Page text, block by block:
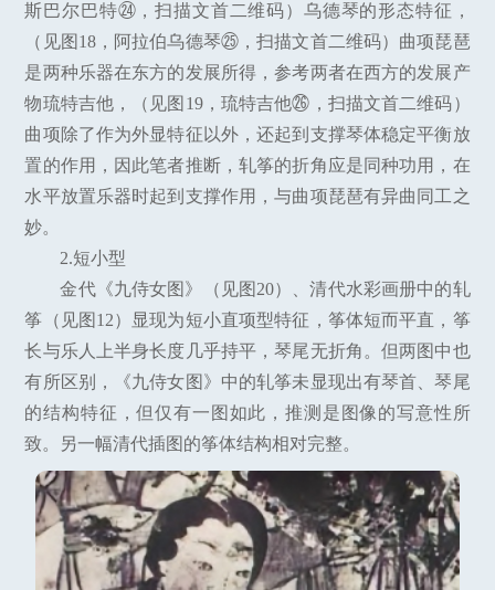
斯巴尔巴特㉔，扫描文首二维码）乌德琴的形态特征，
（见图18，阿拉伯乌德琴㉕，扫描文首二维码）曲项琵琶
是两种乐器在东方的发展所得，参考两者在西方的发展产
物琉特吉他，（见图19，琉特吉他㉖，扫描文首二维码）
曲项除了作为外显特征以外，还起到支撑琴体稳定平衡放
置的作用，因此笔者推断，轧筝的折角应是同种功用，在
水平放置乐器时起到支撑作用，与曲项琵琶有异曲同工之
妙。
2.短小型
金代《九侍女图》（见图20）、清代水彩画册中的轧
筝（见图12）显现为短小直项型特征，筝体短而平直，筝
长与乐人上半身长度几乎持平，琴尾无折角。但两图中也
有所区别，《九侍女图》中的轧筝未显现出有琴首、琴尾
的结构特征，但仅有一图如此，推测是图像的写意性所
致。另一幅清代插图的筝体结构相对完整。